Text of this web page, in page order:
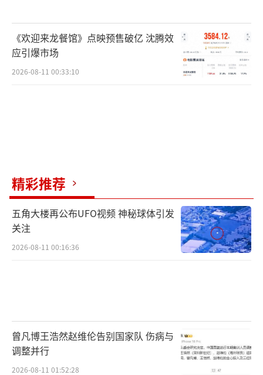
《欢迎来龙餐馆》点映预售破亿 沈腾效
应引爆市场
2026-08-11 00:33:10
精彩推荐
五角大楼再公布UFO视频 神秘球体引发
关注
2026-08-11 00:16:36
曾凡博王浩然赵维伦告别国家队 伤病与
调整并行
2026-08-11 01:52:28